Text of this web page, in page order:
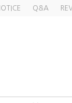
Q&A